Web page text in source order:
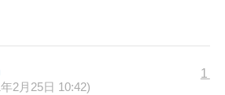
2月25日 10:42)
1